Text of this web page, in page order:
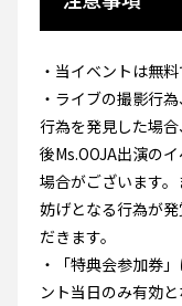
・当イベントは無
・ライブの撮影行
行為を発見した場
後Ms.OOJA出演の
場合がございます
妨げとなる行為が
だきます。
・「特典会参加券
ント当日のみ有効と